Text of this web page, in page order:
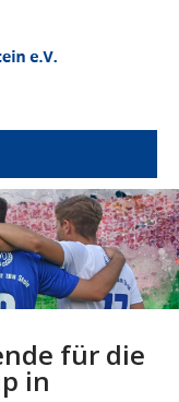
für die
in